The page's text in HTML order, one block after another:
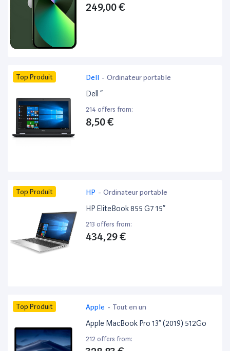
249,00 €
Top Produit Dell - Ordinateur portable
Dell ”
214 offers from:
8,50 €
Top Produit HP - Ordinateur portable
HP EliteBook 855 G7 15”
213 offers from:
434,29 €
Top Produit Apple - Tout en un
Apple MacBook Pro 13” (2019) 512Go
212 offers from: